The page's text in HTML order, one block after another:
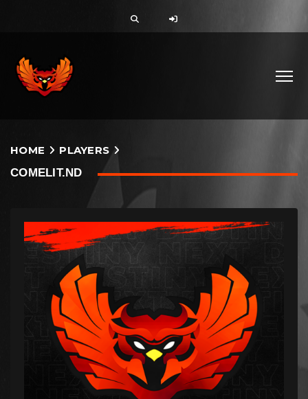
HOME
PLAYERS
COMELIT.ND